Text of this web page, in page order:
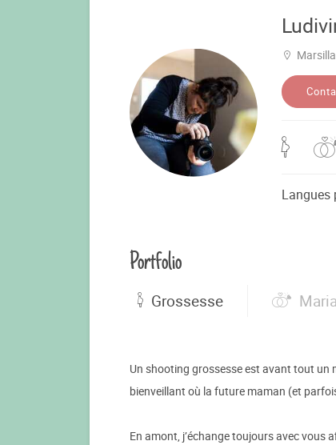
Langues
Portfolio
Grossesse
Un shooting grossesse est avant tout un
bienveillant où la future maman (et
En amont, j’échange toujours avec vous